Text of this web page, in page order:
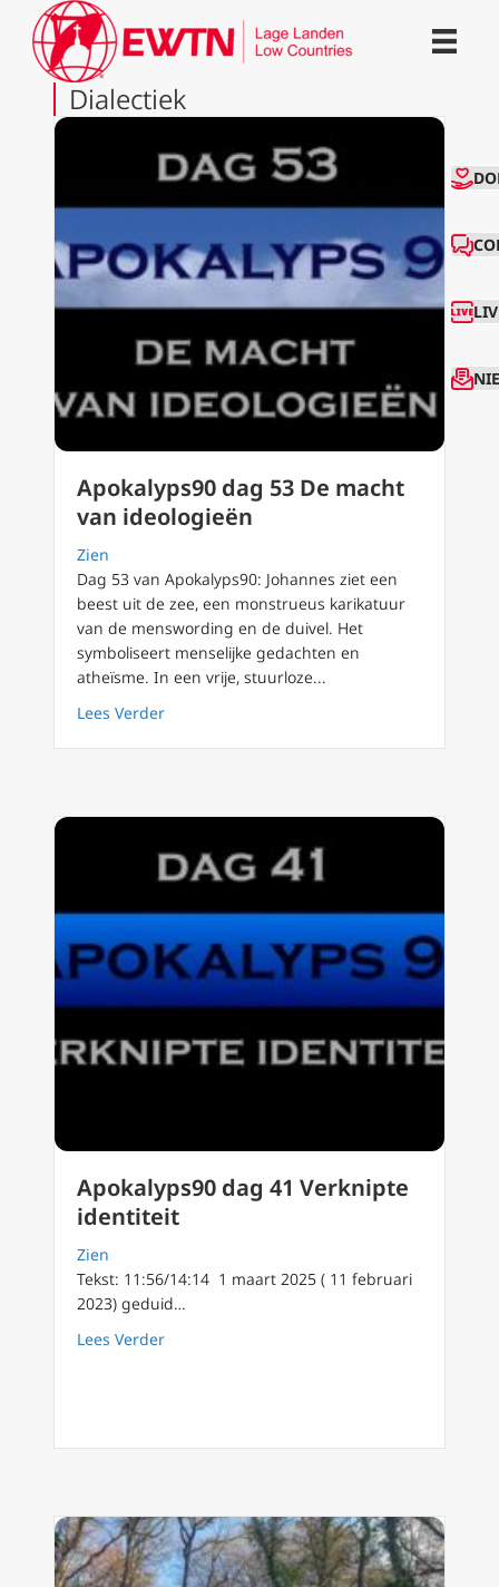
Dialectiek
Apokalyps90 dag 53 De macht
van ideologieën
Zien
Dag 53 van Apokalyps90: Johannes ziet een
beest uit de zee, een monstrueus karikatuur
van de menswording en de duivel. Het
symboliseert menselijke gedachten en
atheïsme. In een vrije, stuurloze...
Lees Verderabout Apokalyps90 dag 53 De macht van
Apokalyps90 dag 41 Verknipte
identiteit
Zien
Tekst: 11:56/14:14 1 maart 2025 ( 11 februari
2023) geduid…
Lees Verderabout Apokalyps90 dag 41 Verknipte